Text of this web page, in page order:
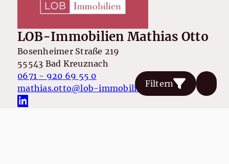
Filtern
LOB-Immobilien Mathias Otto
Bosenheimer Straße 219
55543 Bad Kreuznach
0671 - 920 69 55 0
mathias.otto@lob-immobilien.de